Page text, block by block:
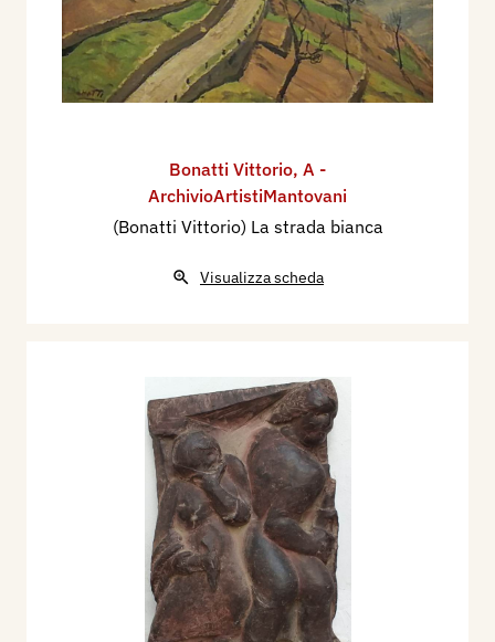
Bonatti Vittorio, A -
ArchivioArtistiMantovani
(Bonatti Vittorio) La strada bianca
Visualizza scheda